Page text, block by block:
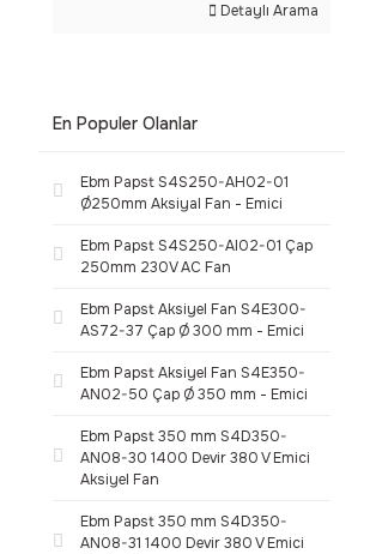
Detaylı Arama
En Populer Olanlar
Ebm Papst S4S250-AH02-01
Ø250mm Aksiyal Fan - Emici
Ebm Papst S4S250-AI02-01 Çap
250mm 230V AC Fan
Ebm Papst Aksiyel Fan S4E300-
AS72-37 Çap Ø 300 mm - Emici
Ebm Papst Aksiyel Fan S4E350-
AN02-50 Çap Ø 350 mm - Emici
Ebm Papst 350 mm S4D350-
AN08-30 1400 Devir 380 V Emici
Aksiyel Fan
Ebm Papst 350 mm S4D350-
AN08-31 1400 Devir 380 V Emici